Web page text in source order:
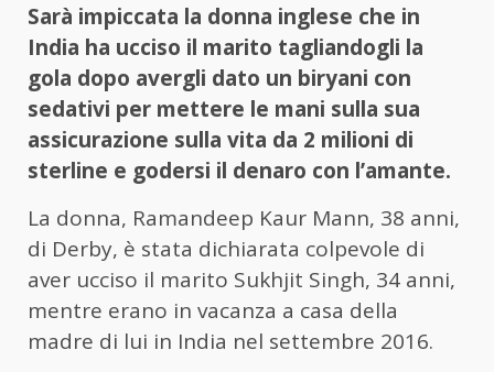
Sarà impiccata la donna inglese che in
India ha ucciso il marito tagliandogli la
gola dopo avergli dato un biryani con
sedativi per mettere le mani sulla sua
assicurazione sulla vita da 2 milioni di
sterline e godersi il denaro con l’amante.
La donna, Ramandeep Kaur Mann, 38 anni,
di Derby, è stata dichiarata colpevole di
aver ucciso il marito Sukhjit Singh, 34 anni,
mentre erano in vacanza a casa della
madre di lui in India nel settembre 2016.